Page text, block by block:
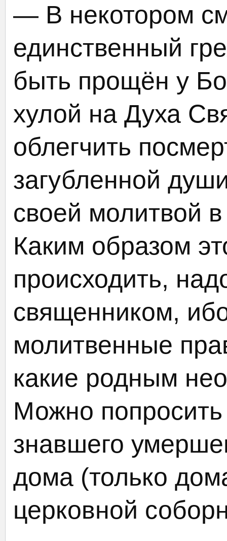
— В некотором
единственный
быть прощён у
хулой на Духа
облегчить
загубленной
своей молитвой
Каким образом
происходить,
священником,
молитвенные
какие родным
Можно
знавшего
дома (только
церковной